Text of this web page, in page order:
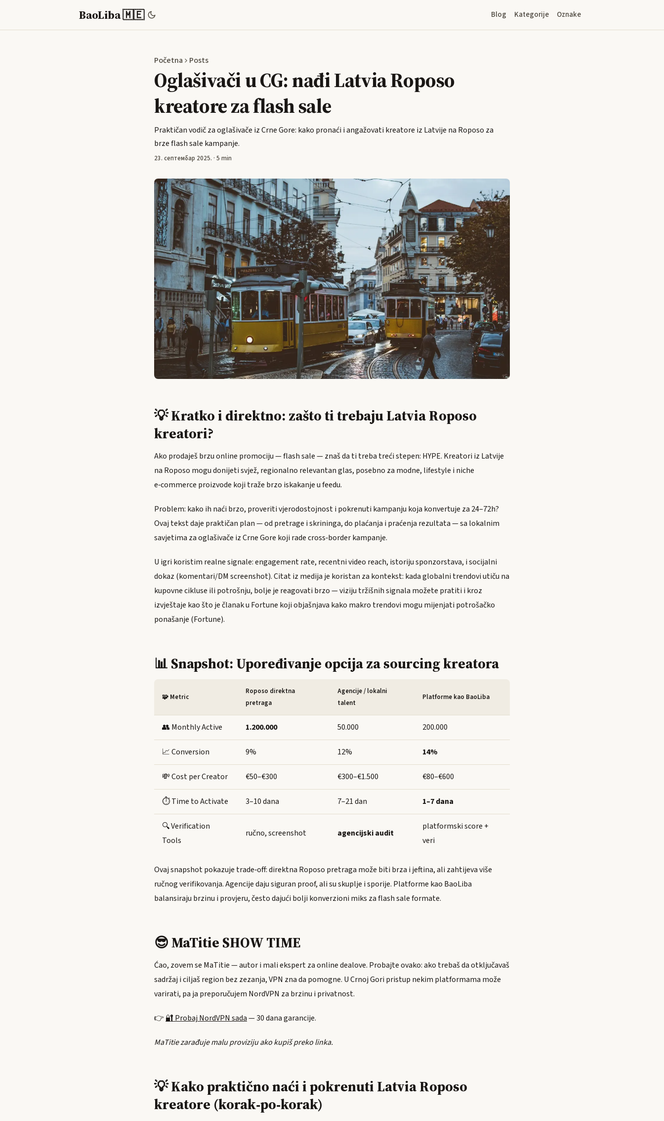
BaoLiba 🇲🇪 Blog Kategorije Oznake
Početna Posts
Oglašivači u CG: nađi Latvia Roposo
kreatore za flash sale
Praktičan vodič za oglašivače iz Crne Gore: kako pronaći i angažovati kreatore iz Latvije na Roposo za
brze flash sale kampanje.
23. септембар 2025. · 5 min
💡 Kratko i direktno: zašto ti trebaju Latvia Roposo
kreatori?
Ako prodaješ brzu online promociju — flash sale — znaš da ti treba treći stepen: HYPE. Kreatori iz Latvije
na Roposo mogu donijeti svjež, regionalno relevantan glas, posebno za modne, lifestyle i niche
e‑commerce proizvode koji traže brzo iskakanje u feedu.
Problem: kako ih naći brzo, proveriti vjerodostojnost i pokrenuti kampanju koja konvertuje za 24–72h?
Ovaj tekst daje praktičan plan — od pretrage i skrininga, do plaćanja i praćenja rezultata — sa lokalnim
savjetima za oglašivače iz Crne Gore koji rade cross‑border kampanje.
U igri koristim realne signale: engagement rate, recentni video reach, istoriju sponzorstava, i socijalni
dokaz (komentari/DM screenshot). Citat iz medija je koristan za kontekst: kada globalni trendovi utiču na
kupovne cikluse ili potrošnju, bolje je reagovati brzo — viziju tržišnih signala možete pratiti i kroz
izvještaje kao što je članak u Fortune koji objašnjava kako makro trendovi mogu mijenjati potrošačko
ponašanje (Fortune).
📊 Snapshot: Upoređivanje opcija za sourcing kreatora
🧩 Metric
Roposo direktna
pretraga
Agencije / lokalni
talent
Platforme kao BaoLiba
👥 Monthly Active 1.200.000 50.000 200.000
📈 Conversion 9% 12% 14%
💸 Cost per Creator €50–€300 €300–€1.500 €80–€600
⏱️ Time to Activate 3–10 dana 7–21 dan 1–7 dana
🔍 Verification
Tools
ručno, screenshot agencijski audit
platformski score +
veri
Ovaj snapshot pokazuje trade‑off: direktna Roposo pretraga može biti brza i jeftina, ali zahtijeva više
ručnog verifikovanja. Agencije daju siguran proof, ali su skuplje i sporije. Platforme kao BaoLiba
balansiraju brzinu i provjeru, često dajući bolji konverzioni miks za flash sale formate.
😎 MaTitie SHOW TIME
Ćao, zovem se MaTitie — autor i mali ekspert za online dealove. Probajte ovako: ako trebaš da otključavaš
sadržaj i ciljaš region bez zezanja, VPN zna da pomogne. U Crnoj Gori pristup nekim platformama može
varirati, pa ja preporučujem NordVPN za brzinu i privatnost.
👉 🔐 Probaj NordVPN sada— 30 dana garancije.
MaTitie zarađuje malu proviziju ako kupiš preko linka.
💡 Kako praktično naći i pokrenuti Latvia Roposo
kreatore (korak‑po‑korak)